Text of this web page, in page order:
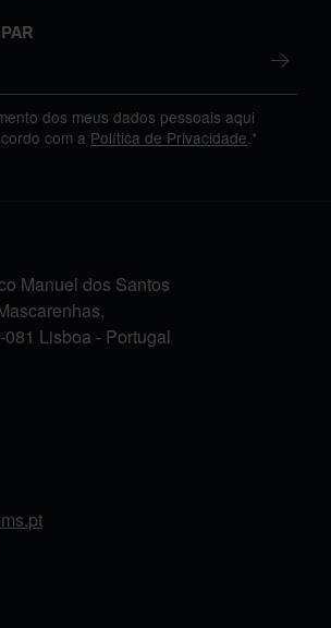
dos meus dados pessoais aqui
com a Política de Privacidade .*
Manuel dos Santos
081 Lisboa - Portugal